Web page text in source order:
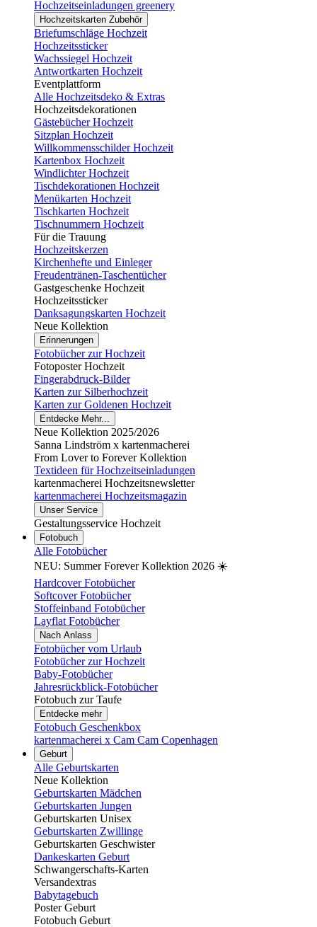
Hochzeitseinladungen greenery
Hochzeitskarten Zubehör
Briefumschläge Hochzeit
Hochzeitssticker
Wachssiegel Hochzeit
Antwortkarten Hochzeit
Eventplattform
Alle Hochzeitsdeko & Extras
Hochzeitsdekorationen
Gästebücher Hochzeit
Sitzplan Hochzeit
Willkommensschilder Hochzeit
Kartenbox Hochzeit
Windlichter Hochzeit
Tischdekorationen Hochzeit
Menükarten Hochzeit
Tischkarten Hochzeit
Tischnummern Hochzeit
Für die Trauung
Hochzeitskerzen
Kirchenhefte und Einleger
Freudentränen-Taschentücher
Gastgeschenke Hochzeit
Hochzeitssticker
Danksagungskarten Hochzeit
Neue Kollektion
Erinnerungen
Fotobücher zur Hochzeit
Fotoposter Hochzeit
Fingerabdruck-Bilder
Karten zur Silberhochzeit
Karten zur Goldenen Hochzeit
Entdecke Mehr...
Neue Kollektion 2025/2026
Sanna Lindström x kartenmacherei
From Lover to Forever Kollektion
Textideen für Hochzeitseinladungen
kartenmacherei Hochzeitsnewsletter
kartenmacherei Hochzeitsmagazin
Unser Service
Gestaltungsservice Hochzeit
Fotobuch
Alle Fotobücher
NEU: Summer Forever Kollektion 2026 ☀️
Hardcover Fotobücher
Softcover Fotobücher
Stoffeinband Fotobücher
Layflat Fotobücher
Nach Anlass
Fotobücher vom Urlaub
Fotobücher zur Hochzeit
Baby-Fotobücher
Jahresrückblick-Fotobücher
Fotobuch zur Taufe
Entdecke mehr
Fotobuch Geschenkbox
kartenmacherei x Cam Cam Copenhagen
Geburt
Alle Geburtskarten
Neue Kollektion
Geburtskarten Mädchen
Geburtskarten Jungen
Geburtskarten Unisex
Geburtskarten Zwillinge
Geburtskarten Geschwister
Dankeskarten Geburt
Schwangerschafts-Karten
Versandextras
Babytagebuch
Poster Geburt
Fotobuch Geburt